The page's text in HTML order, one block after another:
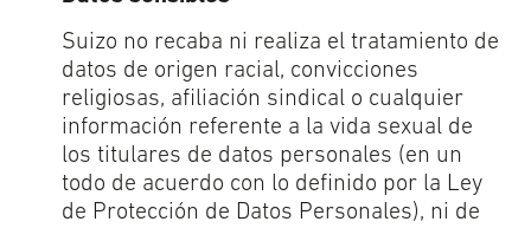
Suizo no recaba ni realiza el tratamiento de
datos de origen racial, convicciones
religiosas, afiliación sindical o cualquier
información referente a la vida sexual de
los titulares de datos personales (en un
todo de acuerdo con lo definido por la Ley
de Protección de Datos Personales), ni de